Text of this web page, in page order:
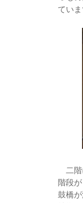
てい
二階
階段
鼓橋